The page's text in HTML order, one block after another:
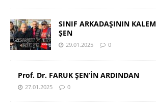
SINIF ARKADAŞININ
ŞEN
29.01.2025 0
Prof. Dr. FARUK ŞEN’İN ARDINDAN
27.01.2025 0